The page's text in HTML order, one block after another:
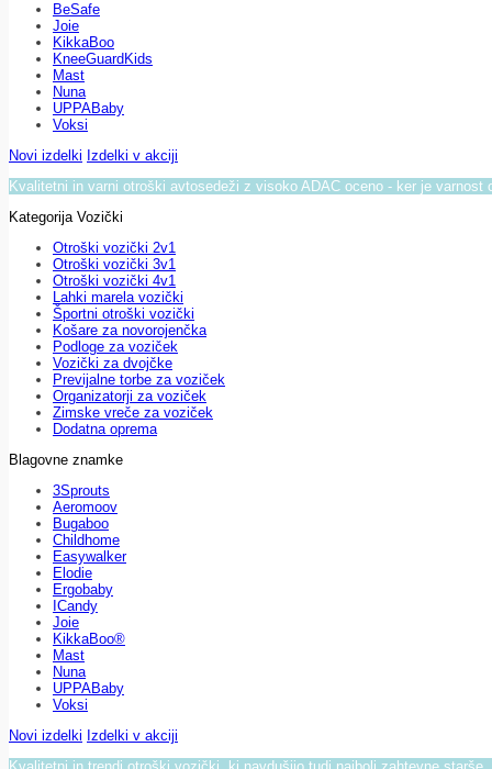
BeSafe
Joie
KikkaBoo
KneeGuardKids
Mast
Nuna
UPPABaby
Voksi
Novi izdelki Izdelki v akciji
Kvalitetni in varni otroški avtosedeži z visoko ADAC oceno - ker je varnost
Kategorija Vozički
Otroški vozički 2v1
Otroški vozički 3v1
Otroški vozički 4v1
Lahki marela vozički
Športni otroški vozički
Košare za novorojenčka
Podloge za voziček
Vozički za dvojčke
Previjalne torbe za voziček
Organizatorji za voziček
Zimske vreče za voziček
Dodatna oprema
Blagovne znamke
3Sprouts
Aeromoov
Bugaboo
Childhome
Easywalker
Elodie
Ergobaby
ICandy
Joie
KikkaBoo®
Mast
Nuna
UPPABaby
Voksi
Novi izdelki Izdelki v akciji